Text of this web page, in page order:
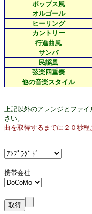
ポップス風
オルゴール
ヒーリング
カントリー
行進曲風
サンバ
民謡風
弦楽四重奏
他の音楽スタイル
上記以外のアレンジとファ
さい。
曲を取得するまでに２０秒程
携帯会社